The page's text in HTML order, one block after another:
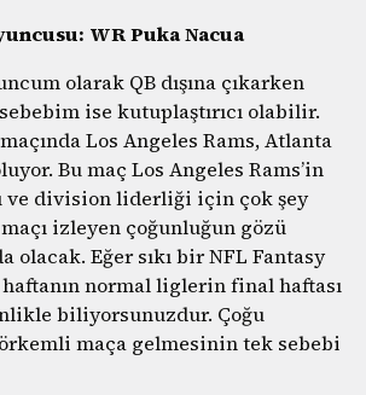
WR Puka Nacua
olarak QB dışına çıkarken
ise kutuplaştırıcı olabilir.
Los Angeles Rams, Atlanta
Bu maç Los Angeles Rams’in
ve division liderliği için çok şey
izleyen çoğunluğun gözü
olacak. Eğer sıkı bir NFL Fantasy
haftanın normal liglerin final haftası
biliyorsunuzdur. Çoğu
maça gelmesinin tek sebebi